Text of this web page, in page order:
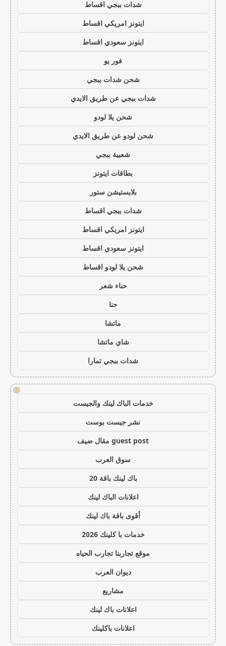
شدات ببجي اقساط
ايتونز امريكي اقساط
ايتونز سعودي اقساط
فور يو
شحن شدات ببجي
شدات ببجي عن طريق الايدي
شحن يلا لودو
شحن لودو عن طريق الايدي
شعبية ببجي
بطاقات ايتونز
بلايستيشن ستور
شدات ببجي اقساط
ايتونز امريكي اقساط
ايتونز سعودي اقساط
شحن يلا لودو اقساط
حناء شعر
حنا
ماتشا
شاي ماتشا
شدات ببجي تمارا
!
خدمات الباك لينك والجيست
نشر جيست بوست
guest post مقال ضيف
سوق العرب
باك لينك باقة 20
اعلانات الباك لينك
أقوى باقة باك لينك
خدمات با كلينك 2026
موقع تجاربنا تجارب الحياه
ديوان العرب
مشاريع
اعلانات باك لينك
اعلانات باكلينك